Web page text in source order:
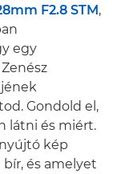
F2.8 STM,
egy
Gondold el,
látni és miért.
kép
és amelyet